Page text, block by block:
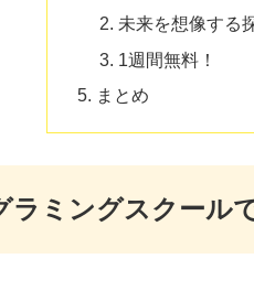
未来を想像する
1週間無料！
まとめ
ラミングスクール